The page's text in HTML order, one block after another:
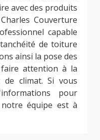
avec des produits
Couverture
capable
de toiture
ainsi la pose des
attention à la
climat. Si vous
pour
équipe est à